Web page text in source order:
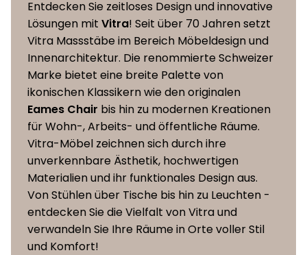
Sitzhöhe 47 cm
Entdecken Sie zeitloses Design und innovative
Lösungen mit Vitra! Seit über 70 Jahren setzt
Vitra Massstäbe im Bereich Möbeldesign und
Innenarchitektur. Die renommierte Schweizer
Marke bietet eine breite Palette von
ikonischen Klassikern wie den originalen
Eames Chair bis hin zu modernen Kreationen
für Wohn-, Arbeits- und öffentliche Räume.
Vitra-Möbel zeichnen sich durch ihre
unverkennbare Ästhetik, hochwertigen
Materialien und ihr funktionales Design aus.
Von Stühlen über Tische bis hin zu Leuchten -
entdecken Sie die Vielfalt von Vitra und
verwandeln Sie Ihre Räume in Orte voller Stil
und Komfort!